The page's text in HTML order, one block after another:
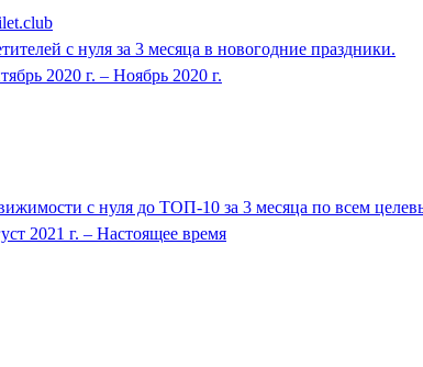
с нуля за 3 месяца в новогодние праздники.
2020 г. – Ноябрь 2020 г.
с нуля до ТОП-10 за 3 месяца по всем
2021 г. – Настоящее время